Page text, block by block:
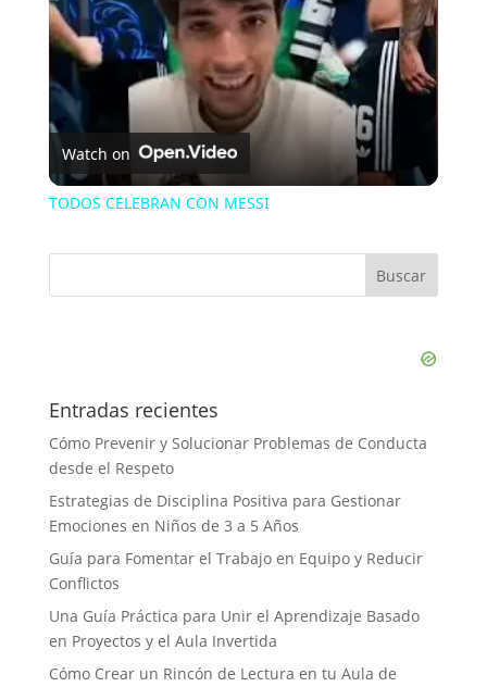
Watch on
TODOS CELEBRAN CON MESSI
Entradas recientes
Cómo Prevenir y Solucionar Problemas de Conducta
desde el Respeto
Estrategias de Disciplina Positiva para Gestionar
Emociones en Niños de 3 a 5 Años
Guía para Fomentar el Trabajo en Equipo y Reducir
Conflictos
Una Guía Práctica para Unir el Aprendizaje Basado
en Proyectos y el Aula Invertida
Cómo Crear un Rincón de Lectura en tu Aula de